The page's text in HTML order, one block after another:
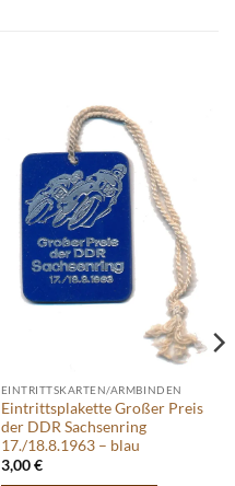
EINTRITTSKARTEN/ARMBINDEN
Eintrittsplakette Großer Preis
der DDR Sachsenring
17./18.8.1963 – blau
3,00€